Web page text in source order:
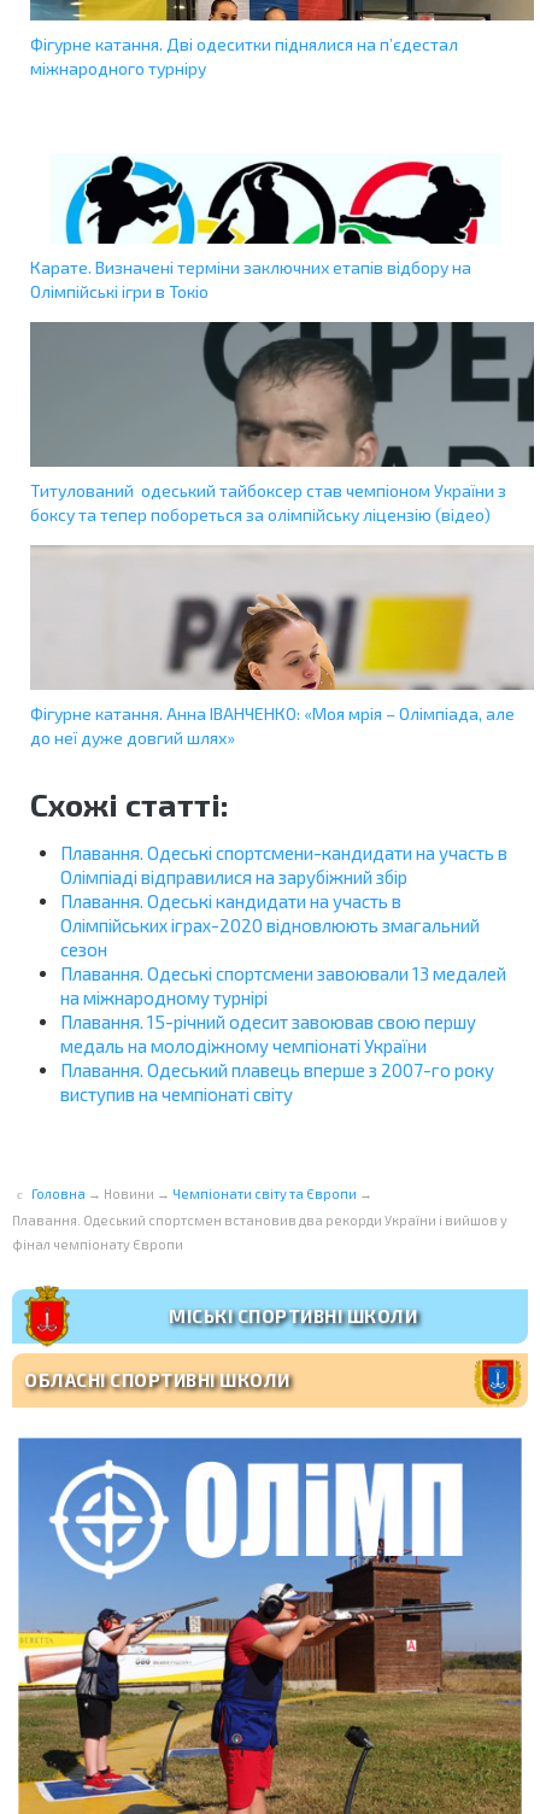
Фігурне катання. Дві одеситки піднялися на п’єдестал
міжнародного турніру
Карате. Визначені терміни заключних етапів відбору на
Олімпійські ігри в Токіо
Титулований одеський тайбоксер став чемпіоном України з
боксу та тепер побореться за олімпійську ліцензію (відео)
Фігурне катання. Анна ІВАНЧЕНКО: «Моя мрія – Олімпіада, але
до неї дуже довгий шлях»
Схожі статті:
Плавання. Одеські спортсмени-кандидати на участь в
Олімпіаді відправилися на зарубіжний збір
Плавання. Одеські кандидати на участь в
Олімпійських іграх-2020 відновлюють змагальний
сезон
Плавання. Одеські спортсмени завоювали 13 медалей
на міжнародному турнірі
Плавання. 15-річний одесит завоював свою першу
медаль на молодіжному чемпіонаті України
Плавання. Одеський плавець вперше з 2007-го року
виступив на чемпіонаті світу
Головна → Новини → Чемпіонати світу та Європи →
Плавання. Одеський спортсмен встановив два рекорди України і вийшов у
фінал чемпіонату Європи
МІСЬКІ СПОРТИВНІ ШКОЛИ
ОБЛАСНІ СПОРТИВНІ ШКОЛИ